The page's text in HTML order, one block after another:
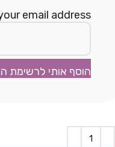
email address
הוסף אותי לרשימת